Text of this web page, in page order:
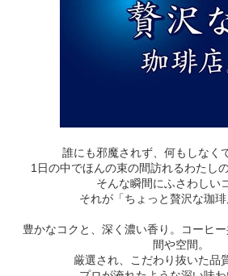
誰にも邪魔されず、何もしなく
1日の中でほんの束の間訪れるわたし
そんな瞬間にふさわしい
それが「ちょっと贅沢な珈琲
豊かなコクと、深く濃い香り。コーヒ
間や空間。
厳選され、こだわり抜いた品